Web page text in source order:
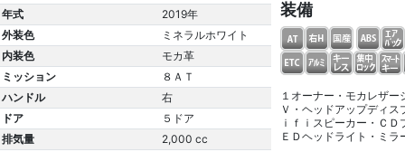
年式
2019年
外装色
ミネラルホワイト
内装色
モカ革
ミッション
８ＡＴ
ハンドル
右
ドア
５ドア
排気量
2,000 cc
装備
１オーナー・モカレザ
Ｖ・ヘッドアップディ
ｉｆｉスピーカー・Ｃ
ＥＤヘッドライト・ミ